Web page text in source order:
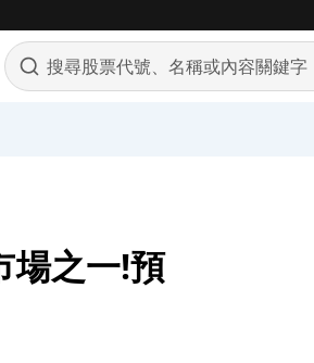
場之一!預